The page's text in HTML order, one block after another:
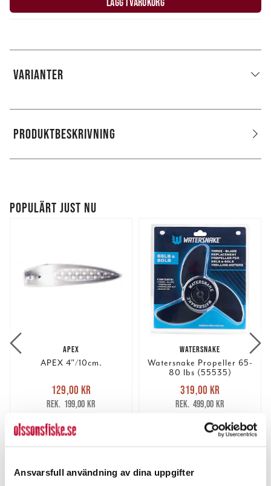
Ansvarsfull användning av dina uppgifter
LÄGG I VARUKORG
VARIANTER
PRODUKTBESKRIVNING
POPULÄRT JUST NU
APEX
APEX 4"/10cm.
Nuvarande pris
129,00 krTidigare pris
199,00 kr
129,00 kr
199,00 kr
WATERSNAKE
Watersnake Propeller 65-
80 lbs (55535)
Nuvarande pris
319,00 krTidigare pris
499,00 kr
319,00 kr
499,00 kr
LÄGG I VARUKORGEN